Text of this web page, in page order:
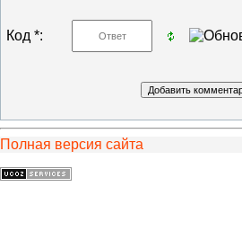
Код *:
Полная версия сайта